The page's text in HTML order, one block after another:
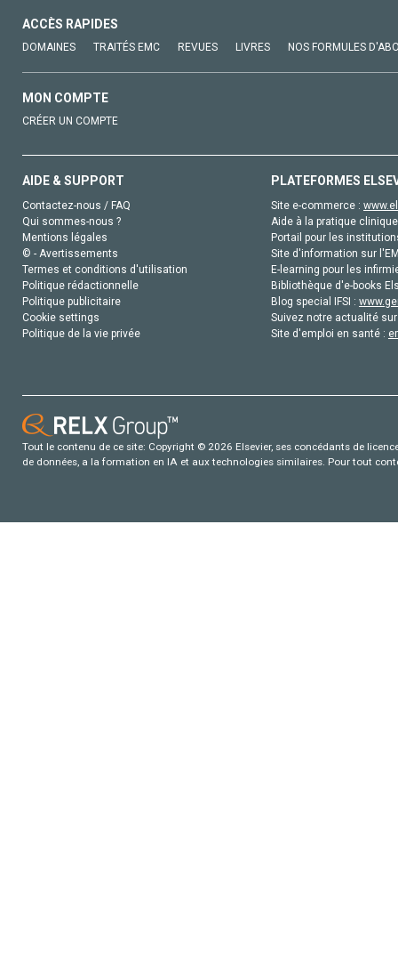
ACCÈS RAPIDES
DOMAINES TRAITÉS EMC REVUES LIVRES NOS FORMULES
MON COMPTE
CRÉER UN COMPTE
AIDE & SUPPORT
Contactez-nous / FAQ
Qui sommes-nous ?
Mentions légales
© - Avertissements
Termes et conditions d'utilisation
Politique rédactionnelle
Politique publicitaire
Cookie settings
Politique de la vie privée
PLATEFORMES
Site e-commerce :
Aide à la pratique
Portail pour les
Site d'information sur
E-learning pour les
Bibliothèque d'e-books
Blog special IFSI :
Suivez notre actualité
Site d'emploi en santé :
Tout le contenu de ce site: Copyright © 2026 Elsevier, ses concédants de
de données, a la formation en IA et aux technologies similaires. Pour tout